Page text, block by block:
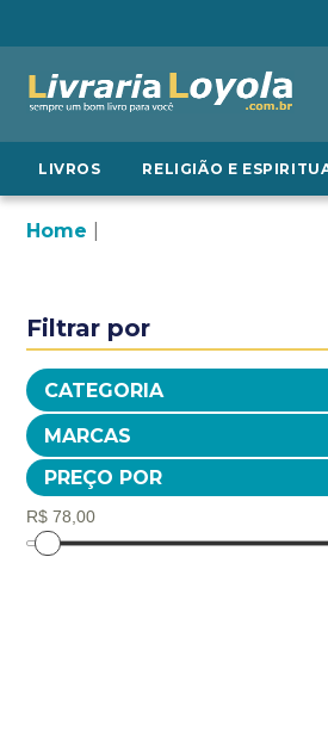
LIVROS RELIGIÃO E
Home
Filtrar por
CATEGORIA
MARCAS
PREÇO POR